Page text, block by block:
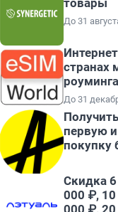
товары
До 31
странах
До 31
первую
покупку
Скидка
000 ₽,
000 ₽,